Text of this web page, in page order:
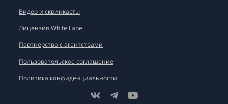
Видео и скринкасты
Лицензия White Label
Партнерство с агентствами
Пользовательское соглашение
Политика конфиденциальности